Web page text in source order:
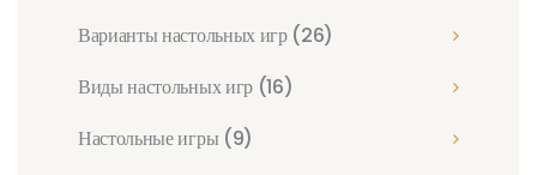
Варианты настольных игр (26)
Виды настольных игр (16)
Настольные игры (9)